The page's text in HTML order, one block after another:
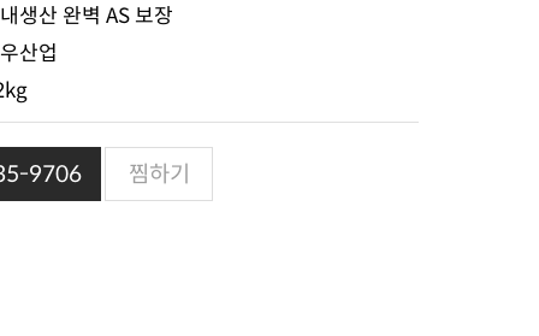
생산 완벽 AS 보장
산업
9706 찜하기